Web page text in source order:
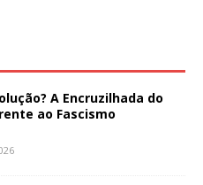
A Encruzilhada do
ao Fascismo